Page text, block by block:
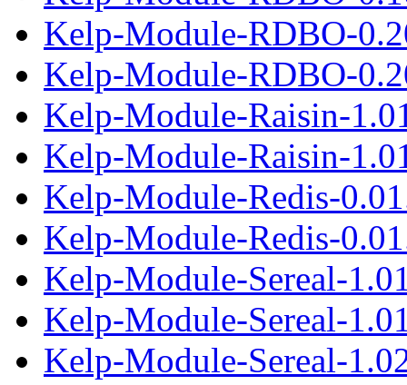
Kelp-Module-RDBO-
Kelp-Module-RDBO-
Kelp-Module-Raisin-
Kelp-Module-Raisin-
Kelp-Module-Redis-
Kelp-Module-Redis-
Kelp-Module-Sereal-
Kelp-Module-Sereal-
Kelp-Module-Sereal-